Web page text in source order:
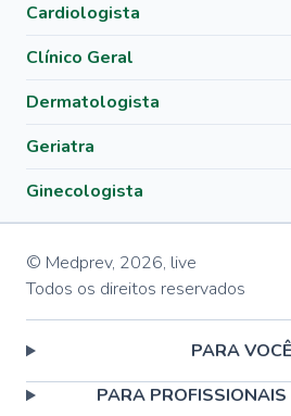
Cardiologista
Clínico Geral
Dermatologista
Geriatra
Ginecologista
© Medprev, 2026, live
Todos os direitos reservados
PARA VOCÊ
PARA PROFISSIONAIS